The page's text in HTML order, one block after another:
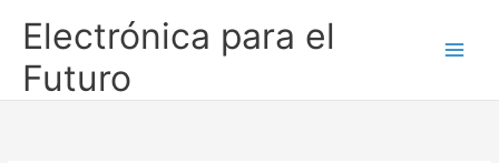
Electrónica para el
Futuro